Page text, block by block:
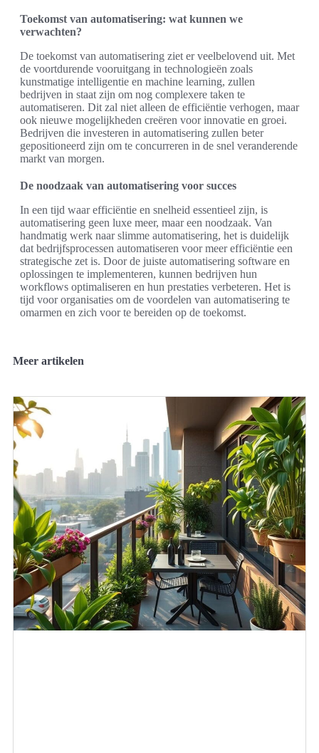
Toekomst van automatisering: wat kunnen we
verwachten?
De toekomst van automatisering ziet er veelbelovend uit. Met
de voortdurende vooruitgang in technologieën zoals
kunstmatige intelligentie en machine learning, zullen
bedrijven in staat zijn om nog complexere taken te
automatiseren. Dit zal niet alleen de efficiëntie verhogen, maar
ook nieuwe mogelijkheden creëren voor innovatie en groei.
Bedrijven die investeren in automatisering zullen beter
gepositioneerd zijn om te concurreren in de snel veranderende
markt van morgen.
De noodzaak van automatisering voor succes
In een tijd waar efficiëntie en snelheid essentieel zijn, is
automatisering geen luxe meer, maar een noodzaak. Van
handmatig werk naar slimme automatisering, het is duidelijk
dat bedrijfsprocessen automatiseren voor meer efficiëntie een
strategische zet is. Door de juiste automatisering software en
oplossingen te implementeren, kunnen bedrijven hun
workflows optimaliseren en hun prestaties verbeteren. Het is
tijd voor organisaties om de voordelen van automatisering te
omarmen en zich voor te bereiden op de toekomst.
Meer artikelen